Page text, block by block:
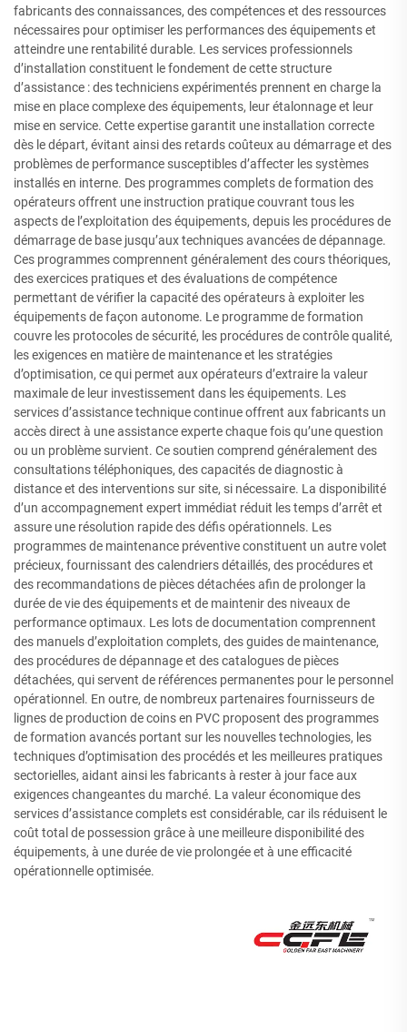
fabricants des connaissances, des compétences et des ressources
nécessaires pour optimiser les performances des équipements et
atteindre une rentabilité durable. Les services professionnels
d’installation constituent le fondement de cette structure
d’assistance : des techniciens expérimentés prennent en charge la
mise en place complexe des équipements, leur étalonnage et leur
mise en service. Cette expertise garantit une installation correcte
dès le départ, évitant ainsi des retards coûteux au démarrage et des
problèmes de performance susceptibles d’affecter les systèmes
installés en interne. Des programmes complets de formation des
opérateurs offrent une instruction pratique couvrant tous les
aspects de l’exploitation des équipements, depuis les procédures de
démarrage de base jusqu’aux techniques avancées de dépannage.
Ces programmes comprennent généralement des cours théoriques,
des exercices pratiques et des évaluations de compétence
permettant de vérifier la capacité des opérateurs à exploiter les
équipements de façon autonome. Le programme de formation
couvre les protocoles de sécurité, les procédures de contrôle qualité,
les exigences en matière de maintenance et les stratégies
d’optimisation, ce qui permet aux opérateurs d’extraire la valeur
maximale de leur investissement dans les équipements. Les
services d’assistance technique continue offrent aux fabricants un
accès direct à une assistance experte chaque fois qu’une question
ou un problème survient. Ce soutien comprend généralement des
consultations téléphoniques, des capacités de diagnostic à
distance et des interventions sur site, si nécessaire. La disponibilité
d’un accompagnement expert immédiat réduit les temps d’arrêt et
assure une résolution rapide des défis opérationnels. Les
programmes de maintenance préventive constituent un autre volet
précieux, fournissant des calendriers détaillés, des procédures et
des recommandations de pièces détachées afin de prolonger la
durée de vie des équipements et de maintenir des niveaux de
performance optimaux. Les lots de documentation comprennent
des manuels d’exploitation complets, des guides de maintenance,
des procédures de dépannage et des catalogues de pièces
détachées, qui servent de références permanentes pour le personnel
opérationnel. En outre, de nombreux partenaires fournisseurs de
lignes de production de coins en PVC proposent des programmes
de formation avancés portant sur les nouvelles technologies, les
techniques d’optimisation des procédés et les meilleures pratiques
sectorielles, aidant ainsi les fabricants à rester à jour face aux
exigences changeantes du marché. La valeur économique des
services d’assistance complets est considérable, car ils réduisent le
coût total de possession grâce à une meilleure disponibilité des
équipements, à une durée de vie prolongée et à une efficacité
opérationnelle optimisée.